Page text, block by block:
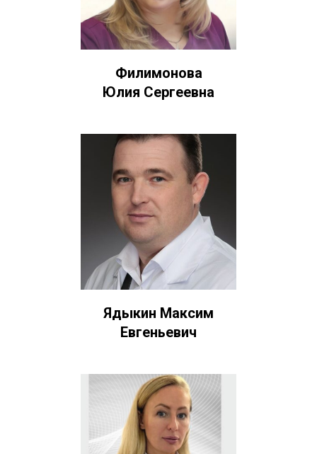
Филимонова
Юлия Сергеевна
Ядыкин Максим
Евгеньевич